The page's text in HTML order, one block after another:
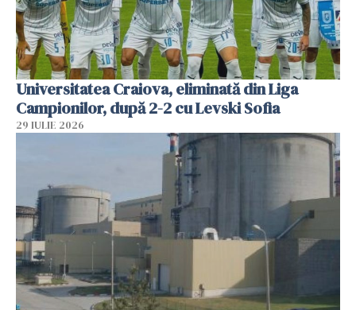
Universitatea Craiova, eliminată din Liga
Campionilor, după 2-2 cu Levski Sofia
29 IULIE 2026